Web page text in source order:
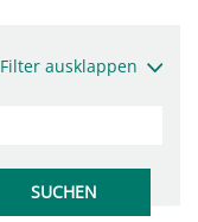
Filter ausklappen